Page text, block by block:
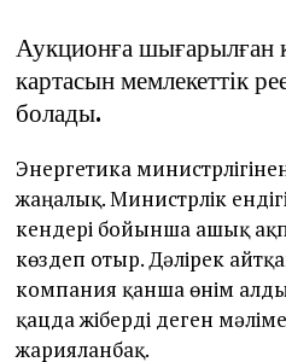
Аукционға
картасын мемлекеттік
болады.
Энергетика
жаңалық. Министрлік
кендері бойынша ашық
көздеп отыр. Дәлірек
компания қанша өнім
қацда жіберді деген
жарияланбақ.